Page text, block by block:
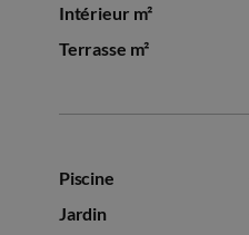
Intérieur m²
Terrasse m²
Piscine
Jardin